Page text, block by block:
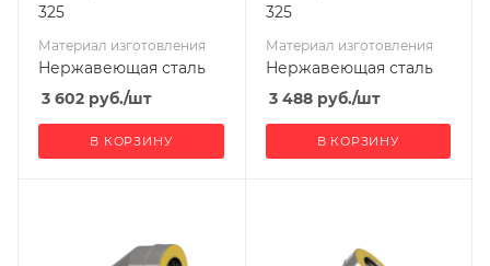
325
Материал изготовления
Нержавеющая сталь
3 602 руб./шт
В КОРЗИНУ
325
Материал изготовления
Нержавеющая сталь
3 488руб./шт
В КОРЗИНУ